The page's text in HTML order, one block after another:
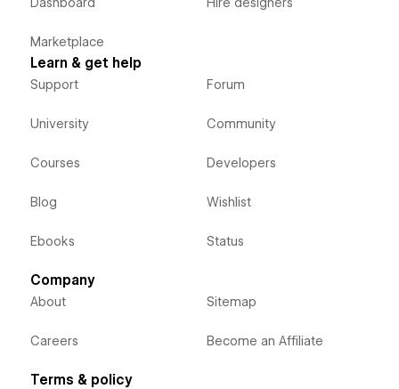
Dashboard
Marketplace
Hire designers
Learn & get help
Support
University
Courses
Blog
Ebooks
Forum
Community
Developers
Wishlist
Status
Company
About
Careers
Sitemap
Become an Affiliate
Terms & policy